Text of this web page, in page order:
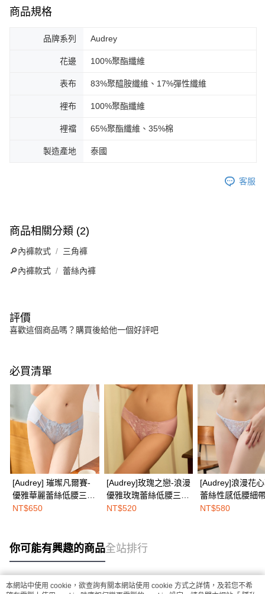
商品規格
品牌系列 Audrey
花邊 100%聚酯纖維
表布 83%聚醯胺纖維、17%彈性纖維
裡布 100%聚酯纖維
裡襠 65%聚酯纖維、35%棉
製造產地 泰國
客服
商品相關分類 (2)
🔎內褲款式 三角褲
🔎內褲款式 蕾絲內褲
評價
喜歡這個商品嗎？購買後給他一個好評吧
必買清單
[Audrey] 璀璨凡爾賽-
優雅華麗蕾絲低腰三角
內褲-晨霧柔灰
NT$650
[Audrey]玫瑰之戀-浪漫
優雅玫瑰蕾絲低腰三角
內褲-蜜糖粉
NT$520
[Audrey]浪漫花
蕾絲性感低腰細
內褲-夢幻紫
NT$580
你可能有興趣的商品全站排行
本網站中使用 cookie，欲查詢有關本網站使用 cookie 方式之詳情，及若您不希